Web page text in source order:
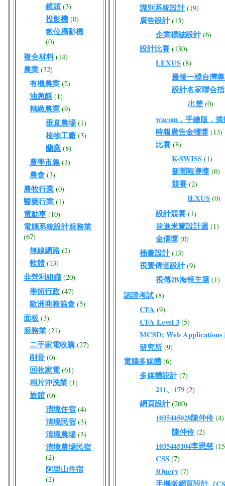
鏡頭 (3)
投影機 (0)
數位攝影機
(0)
複合材料 (14)
農業 (32)
有機農業 (2)
油蔥酥 (1)
精緻農業 (9)
垂直農場 (1)
植物工廠 (3)
蘭業 (8)
農學市集 (3)
農會 (3)
農牧行業 (0)
醫藥行業 (1)
電動車 (10)
電腦系統設計服務業
(67)
無線網路 (2)
軟體 (13)
非營利組織 (20)
學術行政 (47)
歐洲商務協會 (5)
面板 (3)
服務業 (21)
二手家電收購 (27)
削骨 (0)
回收家電 (61)
相片沖洗業 (1)
旅館 (0)
清境住宿 (4)
清境民宿 (3)
清境農場 (3)
清境農場民宿
(2)
阿里山住宿
(2)
識別系統設計 (19)
廣告設計 (13)
企業標誌設計 (6)
設計比賽 (130)
LEXUS (8)
最後一檔台灣
設計名家聯合
出差 (0)
wacom，手繪版，
時報廣告金犢獎 (13)
比賽 (8)
K-SWISS (1)
新聞報導獎 (0)
競賽 (2)
lEXUS (0)
設計競賽 (1)
前進米蘭設計週 (1)
金僑獎 (0)
插畫設計 (13)
視覺傳達設計 (9)
視傳2B海報主題 (1)
認證考試 (8)
CFA (9)
CFA Level 3 (5)
MCSD: Web Applications
研究所 (9)
電腦多媒體 (6)
多媒體設計 (7)
211、179 (2)
網頁設計 (200)
1035445028陳仲伶 (4)
陳仲伶 (2)
1035445104李恩慈
CSS (7)
jQuery (7)
手機版網頁設計（